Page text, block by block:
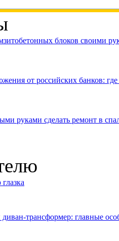
блоков своими
от российских банков:
руками сделать ремонт в
трансформер: главные